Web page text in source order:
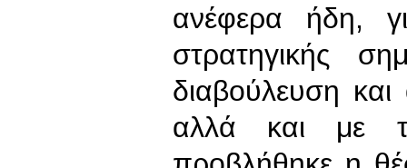
ανέφερα ήδη,
στρατηγικής
διαβούλευση και
αλλά και με